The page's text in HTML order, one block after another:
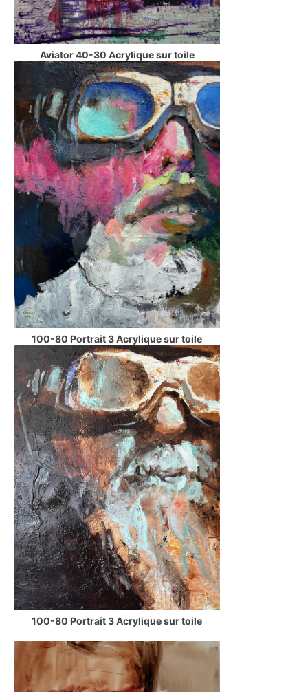
Aviator 40-30 Acrylique sur toile
100-80 Portrait 3 Acrylique sur toile
100-80 Portrait 3 Acrylique sur toile